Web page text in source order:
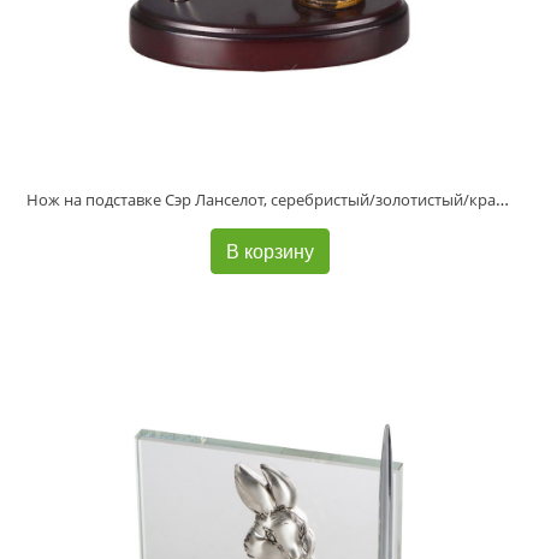
Нож на подставке Сэр Ланселот, серебристый/золотистый/красное дерево
В корзину